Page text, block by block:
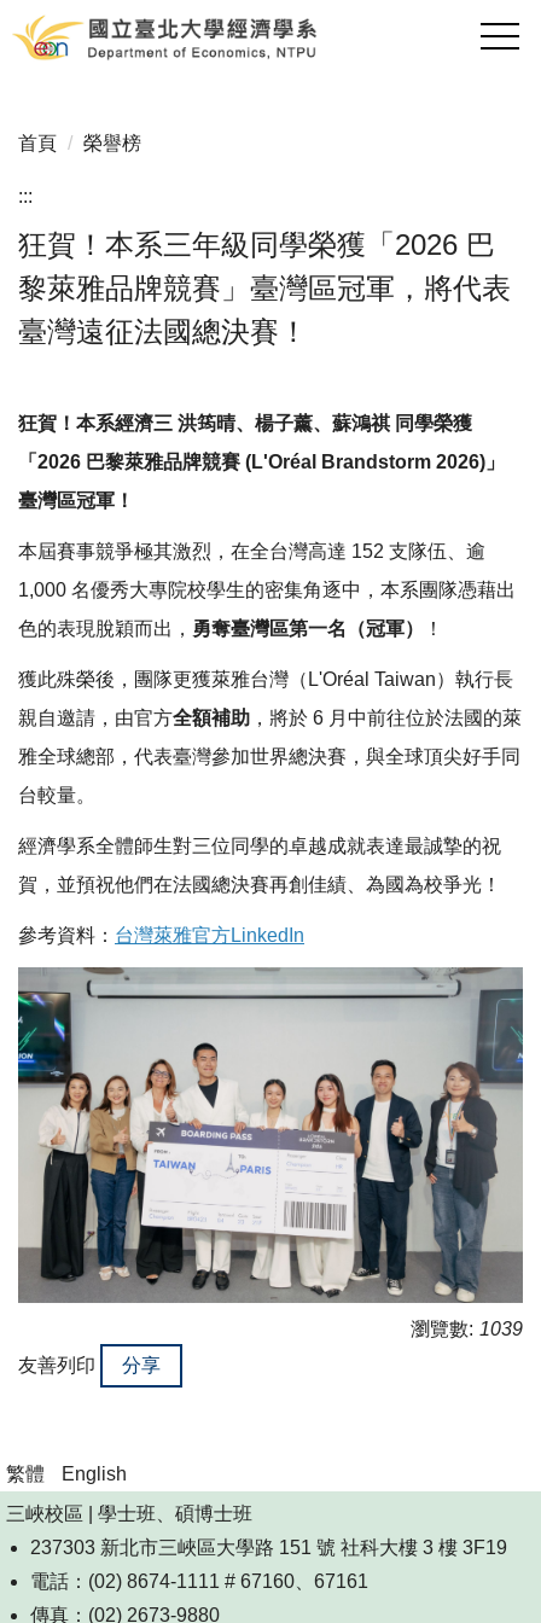
跳
到
內
區
首頁 榮譽榜
:::
狂賀！本系三年級同學榮獲「2026 巴
黎萊雅品牌競賽」臺灣區冠軍，將代表
臺灣遠征法國總決賽！
狂賀！本系經濟三 洪筠晴、 楊子薰、 蘇鴻祺 同學榮獲
「2026 巴黎萊雅品牌競賽 (L'Oréal Brandstorm 2026)」
臺灣區冠軍！
本屆賽事競爭極其激烈，在全台灣高達 152 支隊伍、逾
1,000 名優秀大專院校學生的密集角逐中，本系團隊憑藉出
色的表現脫穎而出， 勇奪臺灣區第一名（冠軍） ！
獲此殊榮後，團隊更獲萊雅台灣（L'Oréal Taiwan）執行長
親自邀請，由官方全額補助 ，將於 6 月中前往位於法國的萊
雅全球總部，代表臺灣參加世界總決賽，與全球頂尖好手同
台較量。
經濟學系全體師生對三位同學的卓越成就表達最誠摯的祝
賀，並預祝他們在法國總決賽再創佳績、為國為校爭光！
參考資料： 台灣萊雅官方LinkedIn
瀏覽數: 1039
友善列印
分享
繁體
English
三峽校區 | 學士班、碩博士班
237303 新北市三峽區大學路 151 號 社科大樓 3 樓 3F19
電話：(02) 8674-1111 # 67160、67161
傳真：(02) 2673-9880